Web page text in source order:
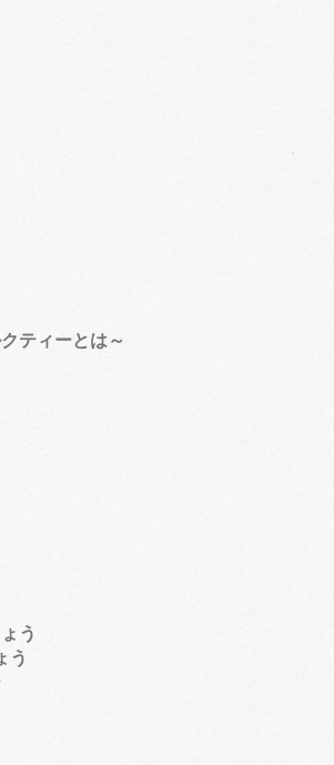
ティーとは～
う
う